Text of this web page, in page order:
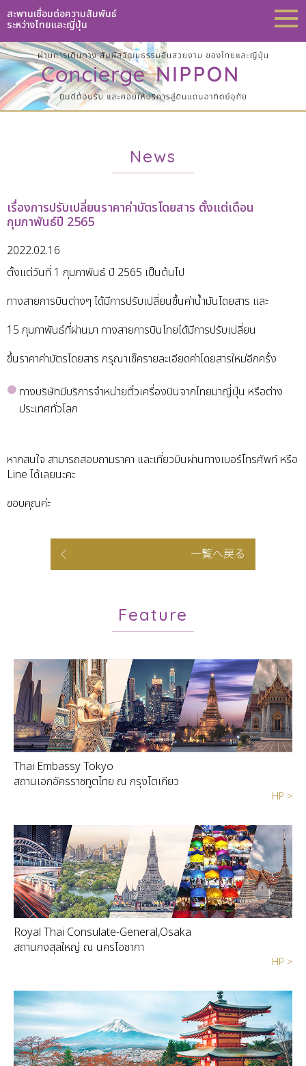
สะพานเชื่อมต่อความสัมพันธ์
ระหว่างไทยและญี่ปุ่น
News
เรื่องการปรับเปลี่ยนราคาค่าบัตรโดยสาร ตั้งแต่เดือน
กุมภาพันธ์ปี 2565
2022.02.16
ตั้งแต่วันที่ 1 กุมภาพันธ์ ปี 2565 เป็นต้นไป
ทางสายการบินต่างๆ ได้มีการปรับเปลี่ยนขึ้นค่าน้ำมันโดยสาร และ
15 กุมภาพันธ์ที่ผ่านมา ทางสายการบินไทยได้มีการปรับเปลี่ยน
ขึ้นราคาค่าบัตรโดยสาร กรุณาเช็ครายละเอียดค่าโดยสารใหม่อีกครั้ง
ทางบริษัทมีบริการจำหน่ายตั๋วเครื่องบินจากไทยมาญี่ปุ่น หรือต่าง
ประเทศทั่วโลก
หากสนใจ สามารถสอบถามราคา และเที่ยวบินผ่านทางเบอร์โทรศัพท์ หรือ
Line ได้เลยนะคะ
ขอบคุณค่ะ
一覧へ戻る
Feature
Thai Embassy Tokyo
สถานเอกอัครราชทูตไทย ณ กรุงโตเกียว
HP >
Royal Thai Consulate-General,Osaka
สถานกงสุลใหญ่ ณ นครโอซากา
HP >